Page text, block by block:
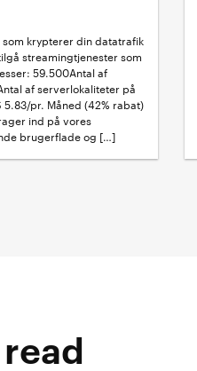
som krypterer din datatrafik
streamingtjenester som
59.500Antal af
af serverlokaliteter på
pr. Måned (42% rabat)
ind på vores
brugerflade og […]